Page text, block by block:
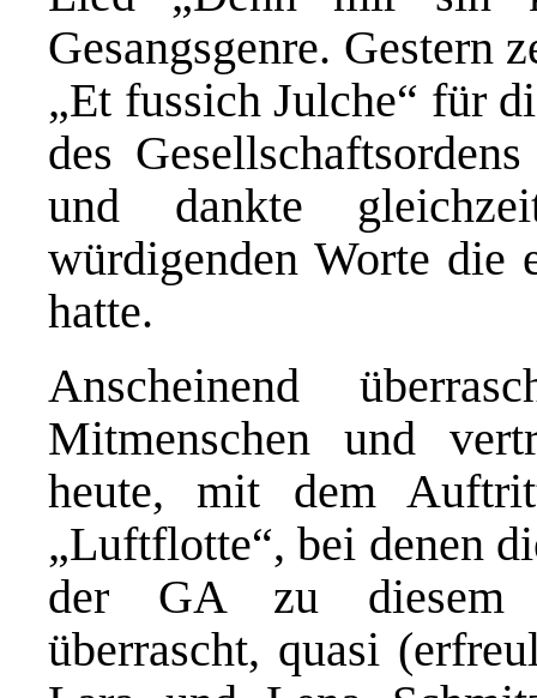
Gesangsgenre. Gestern
„Et fussich Julche“ für
des
und dankte
würdigenden Worte die
hatte.
Anscheinend
Mitmenschen und
heute, mit dem
„Luftflotte“, bei denen
der GA zu diesem
überrascht, quasi